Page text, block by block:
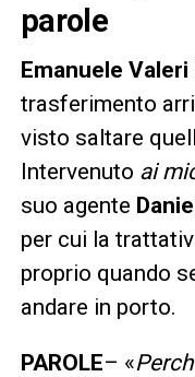
parole
Emanuele
trasferimento
visto saltare
Intervenuto ai
suo agente
per cui la
proprio quando
andare in porto.
PAROLE– «